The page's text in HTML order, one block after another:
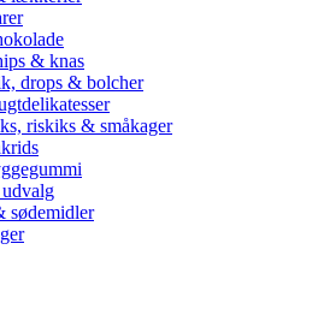
& knas
drops & bolcher
riskiks & småkager
sødemidler